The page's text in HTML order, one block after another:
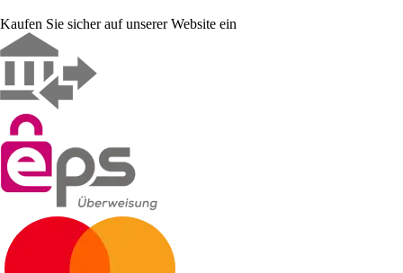
Kaufen Sie sicher auf unserer Website ein